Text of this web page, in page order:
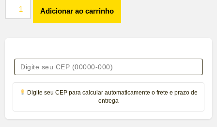
Adicionar ao carrinho
Digite seu CEP para calcular automaticamente o frete e prazo de
entrega